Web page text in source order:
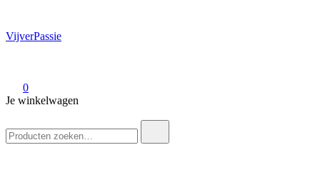
VijverPassie
0
Je winkelwagen
naar: